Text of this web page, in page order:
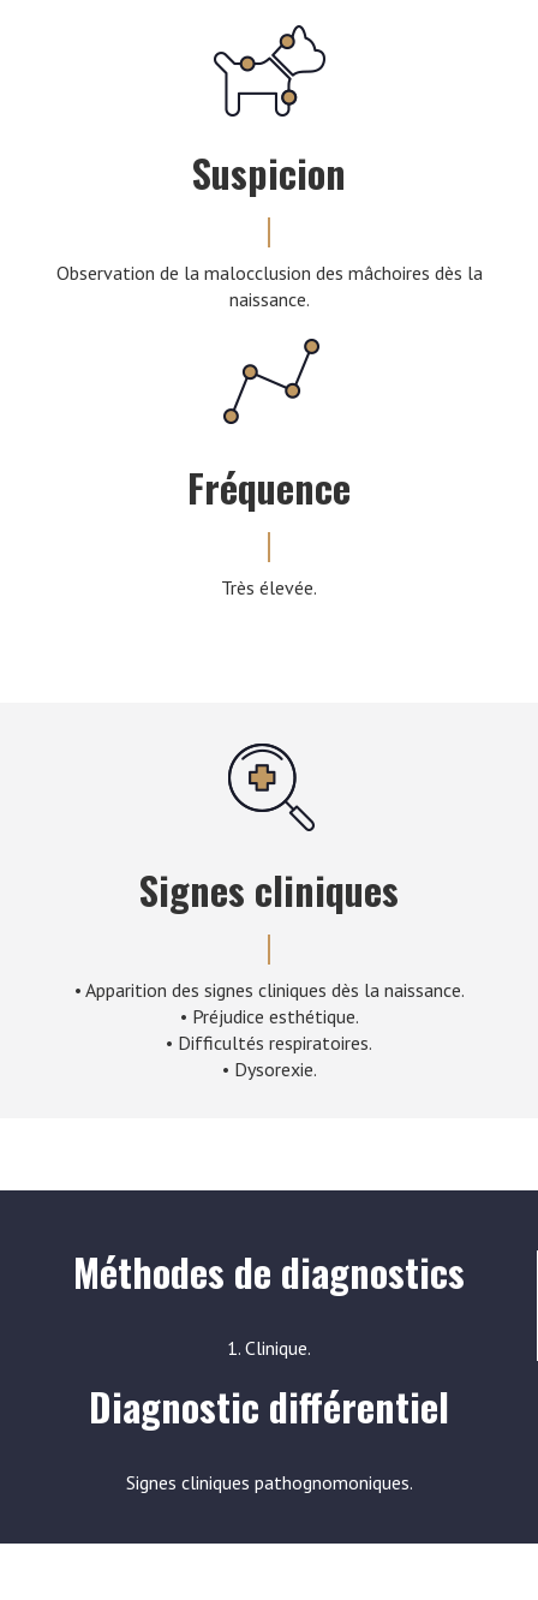
Suspicion
Observation de la malocclusion des mâchoires dès la
naissance.
Fréquence
Très élevée.
Signes cliniques
• Apparition des signes cliniques dès la naissance.
• Préjudice esthétique.
• Difficultés respiratoires.
• Dysorexie.
Méthodes de diagnostics
1. Clinique.
Diagnostic différentiel
Signes cliniques pathognomoniques.